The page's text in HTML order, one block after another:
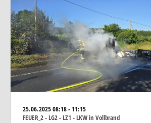
25.06.202508:18 - 11:15
FEUER_2 - LG2 - LZ1 - LKW in Vollbrand